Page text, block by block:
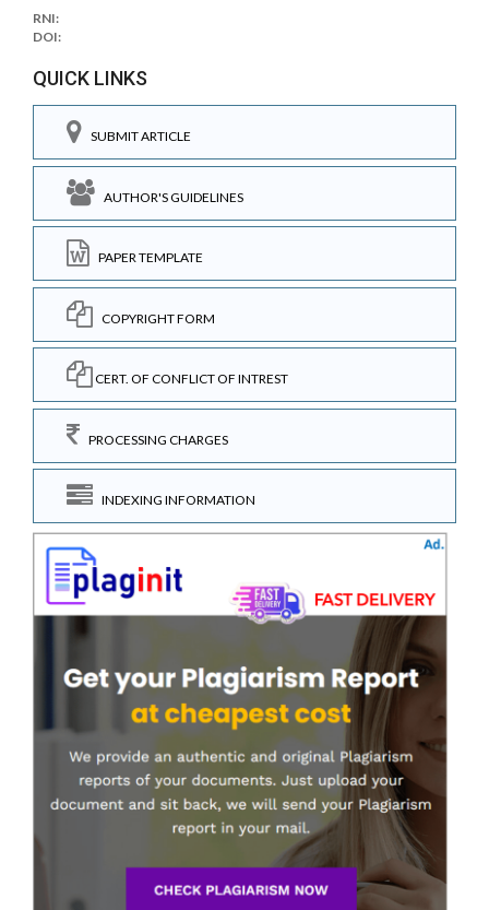
RNI:
DOI:
QUICK LINKS
SUBMIT ARTICLE
AUTHOR'S GUIDELINES
PAPER TEMPLATE
COPYRIGHT FORM
CERT. OF CONFLICT OF INTREST
PROCESSING CHARGES
INDEXING INFORMATION